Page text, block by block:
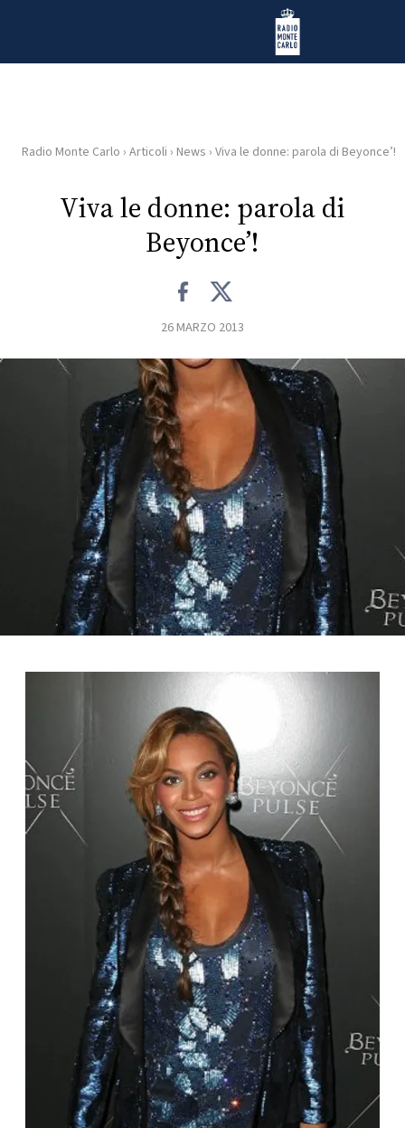
Radio Monte Carlo
HOME
RADIO
CONCORSI
EVENTI
VIDEO
MONACO
RMC
CONSIGLIA
Radio Monte Carlo › Articoli › News › Viva le donne: parola di Beyonce’!
Viva le donne: parola di
Beyonce’!
26 MARZO 2013